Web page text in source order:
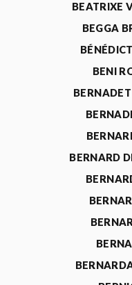
BEATRIXE
BEGGA
BENI
BERNARD